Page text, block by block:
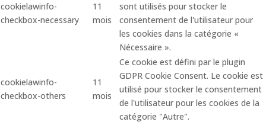
cookielawinfo-
checkbox-necessary
11
mois
sont utilisés pour stocker le
consentement de l'utilisateur pour
les cookies dans la catégorie «
Nécessaire ».
cookielawinfo-
checkbox-others
11
mois
Ce cookie est défini par le plugin
GDPR Cookie Consent. Le cookie est
utilisé pour stocker le consentement
de l'utilisateur pour les cookies de la
catégorie "Autre".